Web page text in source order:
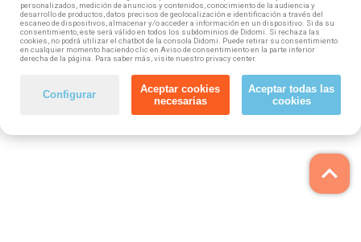
mejorar laboralmente.
¡Elige tu curso y reserva tu plaza!
keyboard_arrow_up
personalizados, medición de anuncios y contenidos, conocimiento de la audiencia y
desarrollo de productos, datos precisos de geolocalización e identificación a través del
escaneo de dispositivos, almacenar y/o acceder a información en un dispositivo. Si da su
consentimiento, este será válido en todos los subdominios de Didomi. Si rechaza las
cookies, no podrá utilizar el chatbot de la consola Didomi. Puede retirar su consentimiento
en cualquier momento haciendo clic en Aviso de consentimiento en la parte inferior
derecha de la página. Para saber más, visite nuestro privacy center.
Configurar
Aceptar cookies
necesarias
Aceptar todas las
cookies